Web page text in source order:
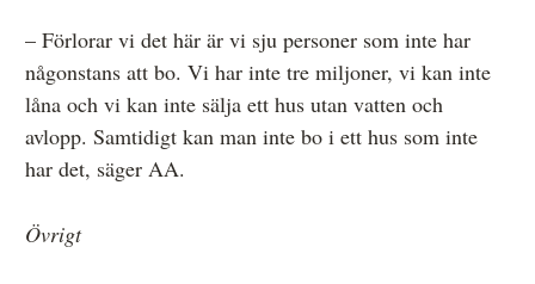
– Förlorar vi det här är vi sju personer som inte har
någonstans att bo. Vi har inte tre miljoner, vi kan inte
låna och vi kan inte sälja ett hus utan vatten och
avlopp. Samtidigt kan man inte bo i ett hus som inte
har det, säger AA.
Övrigt